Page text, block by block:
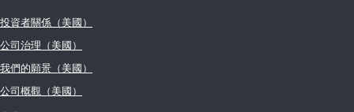
投資者關係（美國）
公司治理（美國）
我們的願景（美國）
公司概觀（美國）